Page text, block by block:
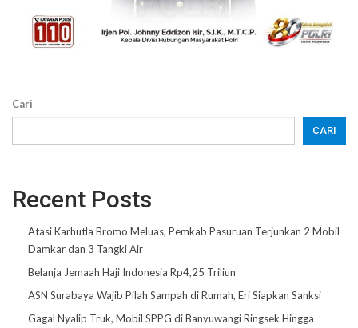
Cari
CARI
Recent Posts
Atasi Karhutla Bromo Meluas, Pemkab Pasuruan Terjunkan 2 Mobil
Damkar dan 3 Tangki Air
Belanja Jemaah Haji Indonesia Rp4,25 Triliun
ASN Surabaya Wajib Pilah Sampah di Rumah, Eri Siapkan Sanksi
Gagal Nyalip Truk, Mobil SPPG di Banyuwangi Ringsek Hingga